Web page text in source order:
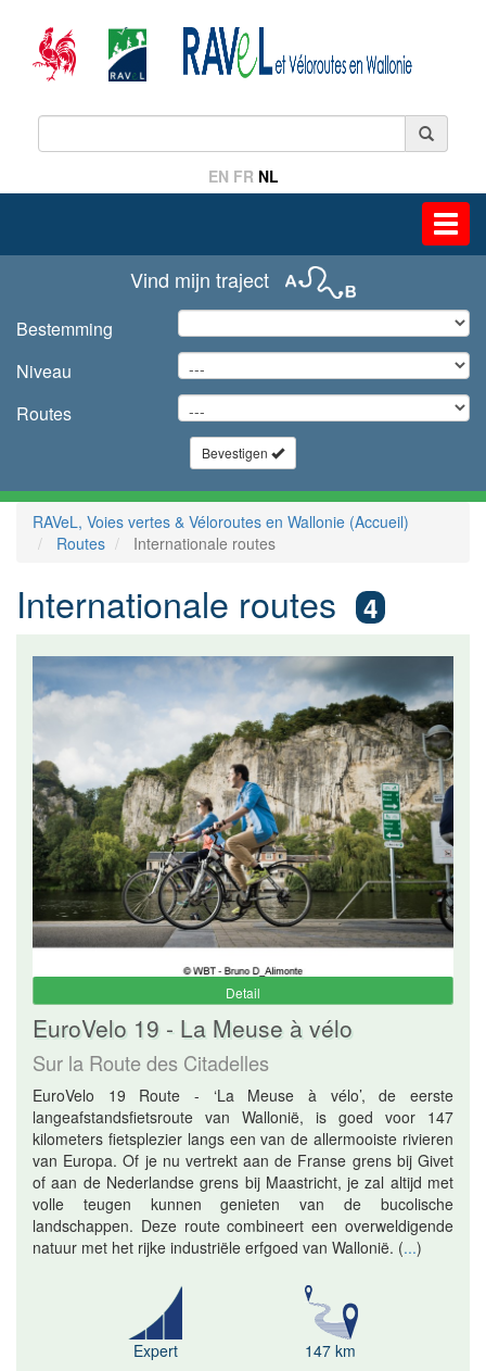
EN FR NL
Vind mijn traject
Bestemming
Niveau
Routes
Bevestigen
RAVeL, Voies vertes & Véloroutes en Wallonie (Accueil)
Routes
Internationale routes
Internationale routes 4
Detail
EuroVelo 19 - La Meuse à vélo
Sur la Route des Citadelles
EuroVelo 19 Route - ‘La Meuse à vélo’, de eerste
langeafstandsfietsroute van Wallonië, is goed voor 147
kilometers fietsplezier langs een van de allermooiste rivieren
van Europa. Of je nu vertrekt aan de Franse grens bij Givet
of aan de Nederlandse grens bij Maastricht, je zal altijd met
volle teugen kunnen genieten van de bucolische
landschappen. Deze route combineert een overweldigende
natuur met het rijke industriële erfgoed van Wallonië. (...)
Expert 147 km